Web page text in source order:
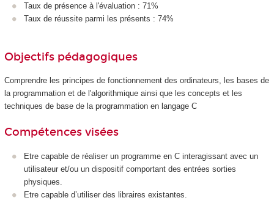
Taux de présence à l'évaluation : 71%
Taux de réussite parmi les présents : 74%
Objectifs pédagogiques
Comprendre les principes de fonctionnement des ordinateurs, les bases de
la programmation et de l'algorithmique ainsi que les concepts et les
techniques de base de la programmation en langage C
Compétences visées
Etre capable de réaliser un programme en C interagissant avec un
utilisateur et/ou un dispositif comportant des entrées sorties
physiques.
Etre capable d’utiliser des libraires existantes.